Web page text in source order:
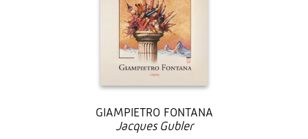
GIAMPIETRO FONTANA
Jacques Gubler